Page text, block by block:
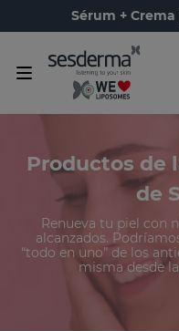
Sérum + Crema
Productos de
de
Renueva tu piel con
alcanzados.
“todo en uno” de los
misma desde